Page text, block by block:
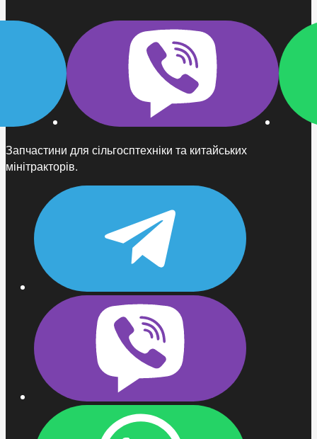
Запчастини для сільгосптехніки та китайських
мінітракторів.